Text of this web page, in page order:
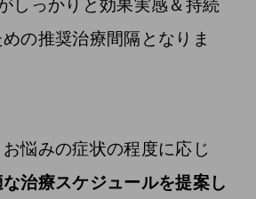
の推奨治療間隔となりま
悩みの症状の程度に応じ
治療スケジュールを提案し